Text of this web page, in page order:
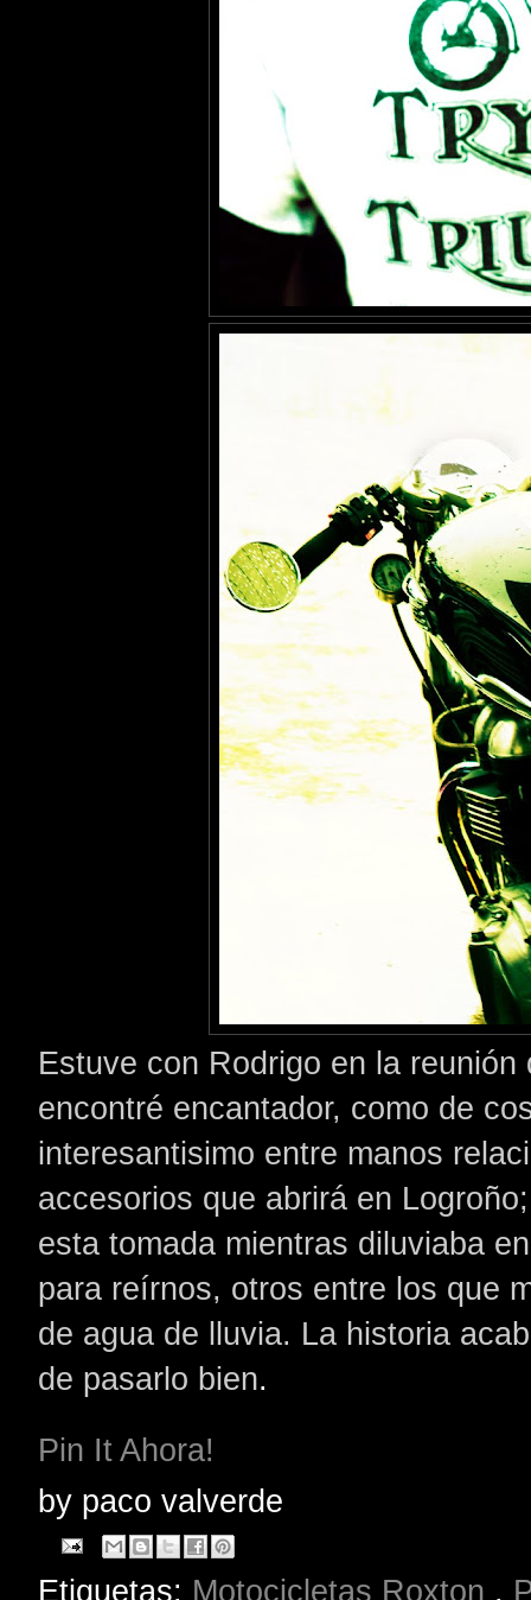
Estuve con Rodrigo en la
encontré encantador, como de
interesantisimo entre manos
accesorios que abrirá en Logroño
esta tomada mientras diluviaba
para reírnos, otros entre los que
de agua de lluvia. La historia
de pasarlo bien.
Pin It Ahora!
by paco valverde
Etiquetas: Motocicletas Roxton ,